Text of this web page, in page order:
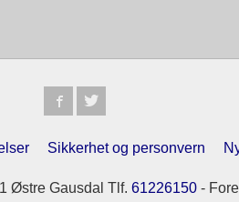
Sikkerhet og personvern
Østre Gausdal Tlf. 61226150-